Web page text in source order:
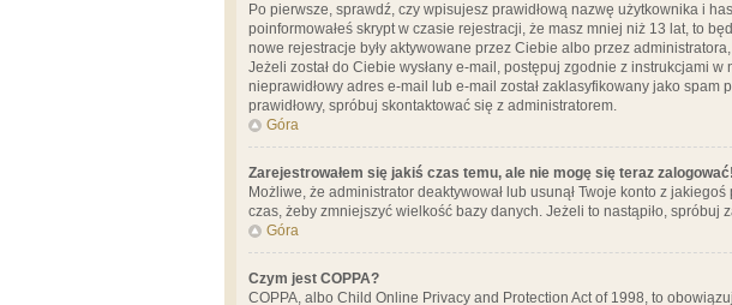
Po pierwsze, sprawdź, czy wpisujesz prawidłową nazwę użytkownika i
poinformowałeś skrypt w czasie rejestracji, że masz mniej niż 13 lat, to
nowe rejestracje były aktywowane przez Ciebie albo przez
Jeżeli został do Ciebie wysłany e-mail, postępuj zgodnie z instrukcjami
nieprawidłowy adres e-mail lub e-mail został zaklasyfikowany jako
prawidłowy, spróbuj skontaktować się z administratorem.
Góra
Zarejestrowałem się jakiś czas temu, ale nie mogę się teraz
Możliwe, że administrator deaktywował lub usunął Twoje konto z
czas, żeby zmniejszyć wielkość bazy danych. Jeżeli to nastąpiło,
Góra
Czym jest COPPA?
COPPA, albo Child Online Privacy and Protection Act of 1998, to